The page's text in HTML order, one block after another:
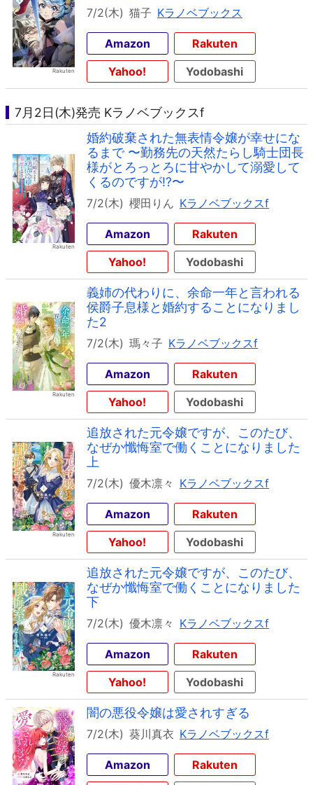
7/2(木) 猫子 Kラノベブックス
Amazon
Rakuten
Yahoo!
Yodobashi
7月2日(木)発売 Kラノベブックスf
婚約破棄された無表情令嬢が幸せにな
るまで 〜勤務先の天然たらし騎士団長
様がとろっとろに甘やかして溺愛して
くるのですが!?〜
7/2(木) 櫻田りん Kラノベブックスf
Amazon
Rakuten
Yahoo!
Yodobashi
義姉の代わりに、余命一年と言われる
侯爵子息様と婚約することになりまし
た2
7/2(木) 瑪々子 Kラノベブックスf
Amazon
Rakuten
Yahoo!
Yodobashi
追放された元令嬢ですが、このたび、
なぜか懺悔室で働くことになりました
上
7/2(木) 優木凛々 Kラノベブックスf
Amazon
Rakuten
Yahoo!
Yodobashi
追放された元令嬢ですが、このたび、
なぜか懺悔室で働くことになりました
下
7/2(木) 優木凛々 Kラノベブックスf
Amazon
Rakuten
Yahoo!
Yodobashi
闇の悪役令嬢は愛されすぎる
7/2(木) 葵川真衣 Kラノベブックスf
Amazon
Rakuten